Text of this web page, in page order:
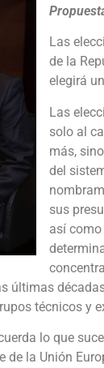
Las
de la
elegirá
Las
solo al
más,
del
sus
así
últimas
técnicos y
lo que
de la Unión